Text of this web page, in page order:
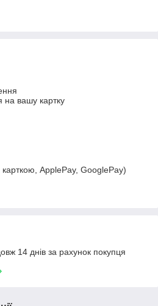
на вашу картку
ApplePay, GooglePay)
14 днів за рахунок покупця